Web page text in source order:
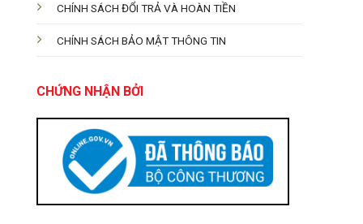
CHÍNH SÁCH ĐỔI TRẢ VÀ HOÀN TIỀN
CHÍNH SÁCH BẢO MẬT THÔNG TIN
CHỨNG NHẬN BỞI